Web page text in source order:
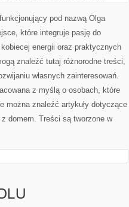
pod nazwą Olga
które integruje pasję do
energii oraz praktycznych
znaleźć tutaj różnorodne treści,
własnych zainteresowań.
z myślą o osobach, które
można znaleźć artykuły dotyczące
domem. Treści są tworzone w